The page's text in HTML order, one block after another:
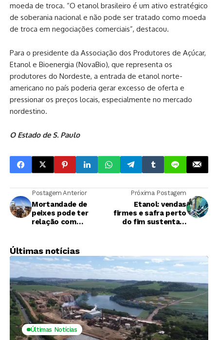
moeda de troca. “O etanol brasileiro é um ativo estratégico
de soberania nacional e não pode ser tratado como moeda
de troca em negociações comerciais”, destacou.
Para o presidente da Associação dos Produtores de Açúcar,
Etanol e Bioenergia (NovaBio), que representa os
produtores do Nordeste, a entrada de etanol norte-
americano no país poderia gerar excesso de oferta e
pressionar os preços locais, especialmente no mercado
nordestino.
O Estado de S. Paulo
Postagem Anterior
Mortandade de
peixes pode ter
relação com
da Cofco
Próxima Postagem
Etanol: vendas
firmes e safra perto
do fim sustentam
Últimas notícias
Últimas Notícias